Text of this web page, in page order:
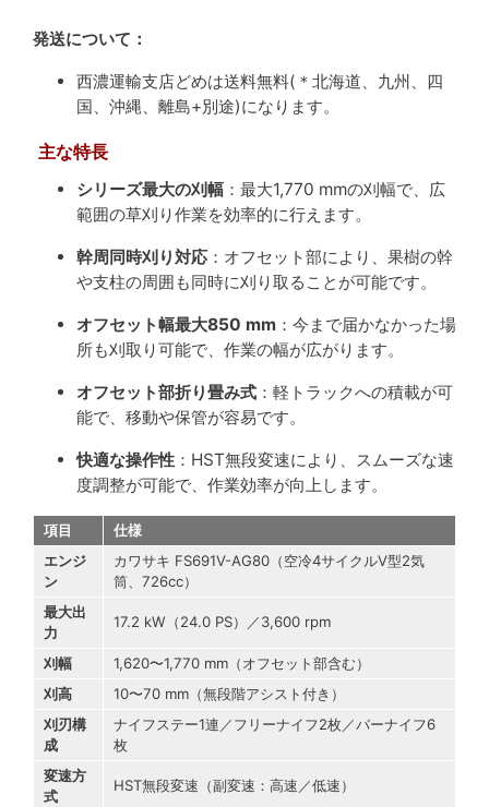
発送について：
西濃運輸支店どめは送料無料(＊北海道、九州、四
国、沖縄、離島+別途)になります。
主な特長
シリーズ最大の刈幅 ：最大1,770 mmの刈幅で、広
範囲の草刈り作業を効率的に行えます。
幹周同時刈り対応 ：オフセット部により、果樹の幹
や支柱の周囲も同時に刈り取ることが可能です。
オフセット幅最大850 mm ：今まで届かなかった場
所も刈取り可能で、作業の幅が広がります。
オフセット部折り畳み式 ：軽トラックへの積載が可
能で、移動や保管が容易です。
快適な操作性 ：HST無段変速により、スムーズな速
度調整が可能で、作業効率が向上します。
項目
仕様
エンジ
ン
カワサキ FS691V-AG80（空冷4サイクルV型2気
筒、726cc）
最大出
力
17.2 kW（24.0 PS）／3,600 rpm
刈幅
1,620〜1,770 mm（オフセット部含む）
刈高
10〜70 mm（無段階アシスト付き）
刈刃構
成
ナイフステー1連／フリーナイフ2枚／バーナイフ6
枚
変速方
式
HST無段変速（副変速：高速／低速）